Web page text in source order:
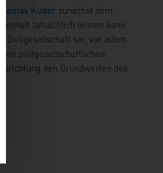
Thomas Kuder zunächst dem
tatsächlich leisten kann.
Zivilgesellschaft sei, vor allem
zivilgesellschaftlichen
den Grundwerten des